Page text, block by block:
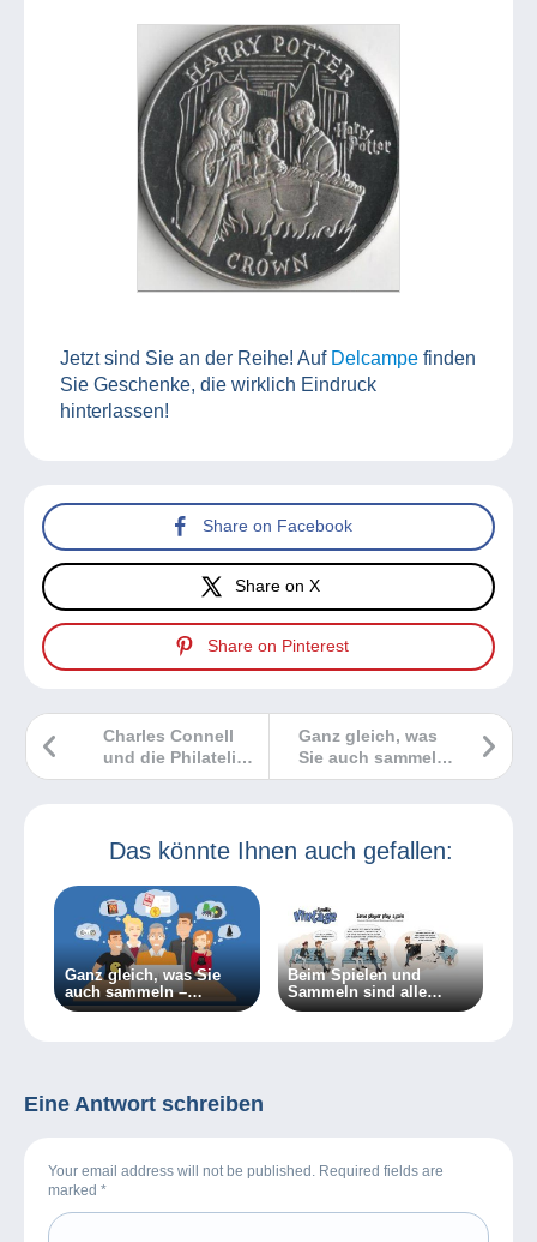
Jetzt sind Sie an der Reihe! Auf Delcampe finden
Sie Geschenke, die wirklich Eindruck
hinterlassen!
Share on Facebook
Share on X
Share on Pinterest
Ganz gleich, was
Sie auch sammeln
– Delcampe bringt
zusammen!
Charles Connell
und die Philatelie
von
Das könnte Ihnen auch gefallen:
Ganz gleich, was Sie
auch sammeln –
Delcampe bringt Sie mit
Beim Spielen und
Sammeln sind alle
Generationen vereint!
Eine Antwort schreiben
Your email address will not be published. Required fields are
marked *